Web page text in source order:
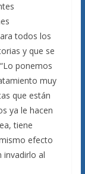
todos los
y que se
ponemos
muy
que están
ya le hacen
tiene
efecto
invadirlo al